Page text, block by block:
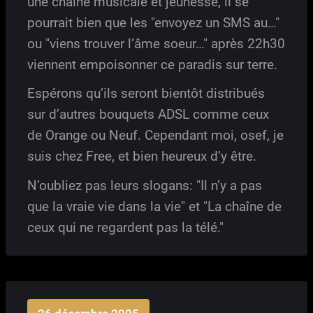
pourrait bien que les "envoyez un SMS au…"
ou "viens trouver l’âme soeur…" après 22h30
viennent empoisonner ce paradis sur terre.
Espérons qu’ils seront bientôt distribués
sur d’autres bouquets ADSL comme ceux
de Orange ou Neuf. Cependant moi, osef, je
suis chez Free, et bien heureux d’y être.
N’oubliez pas leurs slogans: "Il n’y a pas
que la vraie vie dans la vie" et "La chaîne de
ceux qui ne regardent pas la télé."